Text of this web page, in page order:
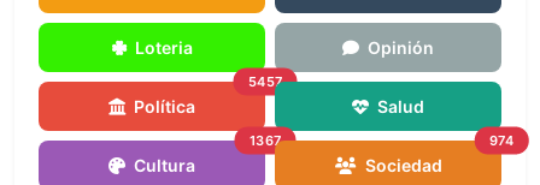
Loteria Opinión
Política
5457
Salud
Cultura
1367
Sociedad
974